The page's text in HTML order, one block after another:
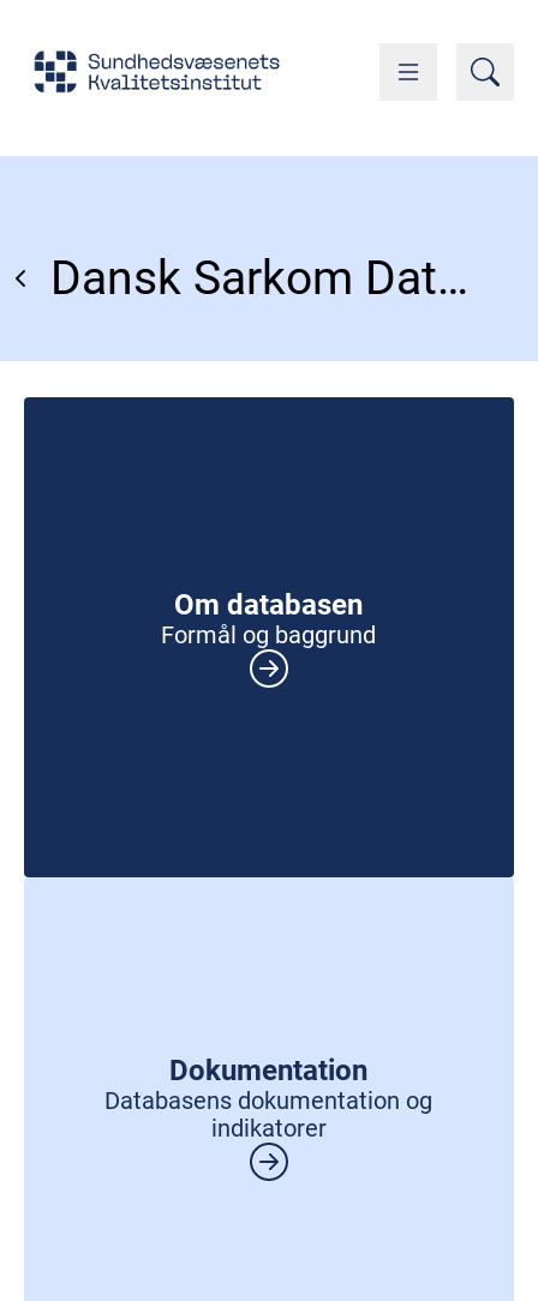
Dansk Sarkom Database
Om databasen
Formål og baggrund
Dokumentation
Databasens dokumentation og
indikatorer